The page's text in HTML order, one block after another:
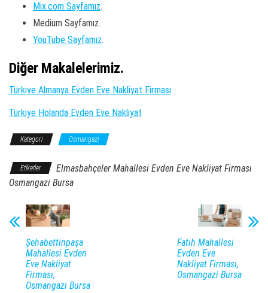
Mix.com Sayfamız.
Medium Sayfamız.
YouTube Sayfamız.
Diğer Makalelerimiz.
Türkiye Almanya Evden Eve Nakliyat Firması
Türkiye Holanda Evden Eve Nakliyat
Kategori Osmangazi
Etiketler
Elmasbahçeler Mahallesi Evden Eve Nakliyat Firması
Osmangazi Bursa
Şehabettinpaşa
Mahallesi Evden
Eve Nakliyat
Firması,
Osmangazi Bursa
Fatih Mahallesi
Evden Eve
Nakliyat Firması,
Osmangazi Bursa